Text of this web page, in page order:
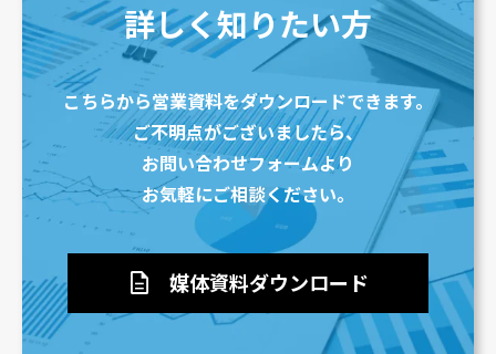
詳しく知りたい方
こちらから営業資料をダウンロードできます。
ご不明点がございましたら、
お問い合わせフォームより
お気軽にご相談ください。
description 媒体資料ダウンロード